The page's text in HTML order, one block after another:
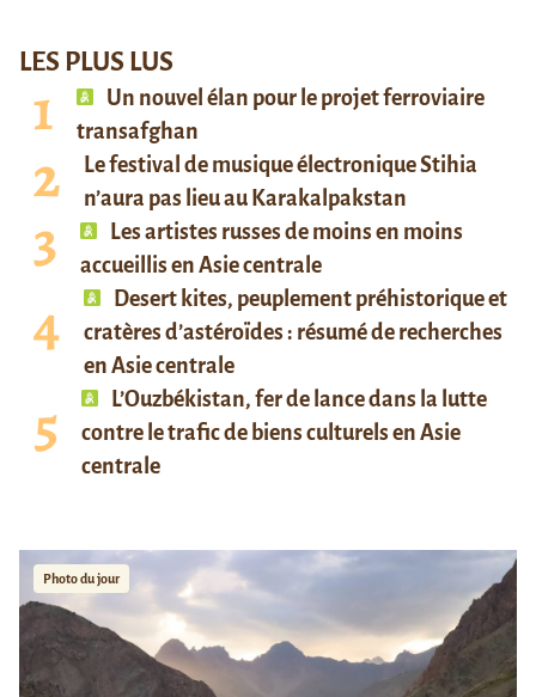
LES PLUS LUS
Un nouvel élan pour le projet ferroviaire
transafghan
Le festival de musique électronique Stihia
n’aura pas lieu au Karakalpakstan
Les artistes russes de moins en moins
accueillis en Asie centrale
Desert kites, peuplement préhistorique et
cratères d’astéroïdes : résumé de recherches
en Asie centrale
L’Ouzbékistan, fer de lance dans la lutte
contre le trafic de biens culturels en Asie
centrale
Photo du jour